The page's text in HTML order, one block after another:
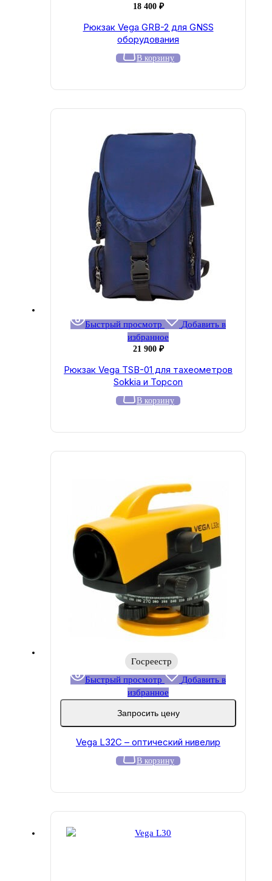
18 400 ₽
Рюкзак Vega GRB-2 для GNSS
оборудования
В корзину
Быстрый просмотр
Добавить в
избранное
21 900 ₽
Рюкзак Vega TSB-01 для тахеометров
Sokkia и Topcon
В корзину
Госреестр
Быстрый просмотр
Добавить в
избранное
Запросить цену
Vega L32C – оптический нивелир
В корзину